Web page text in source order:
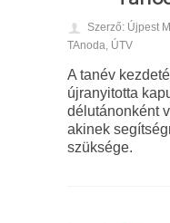
Szerző: Újpest
TAnoda ÚTV
A tanév
újranyitotta
délutánonként
akinek
szüksége.